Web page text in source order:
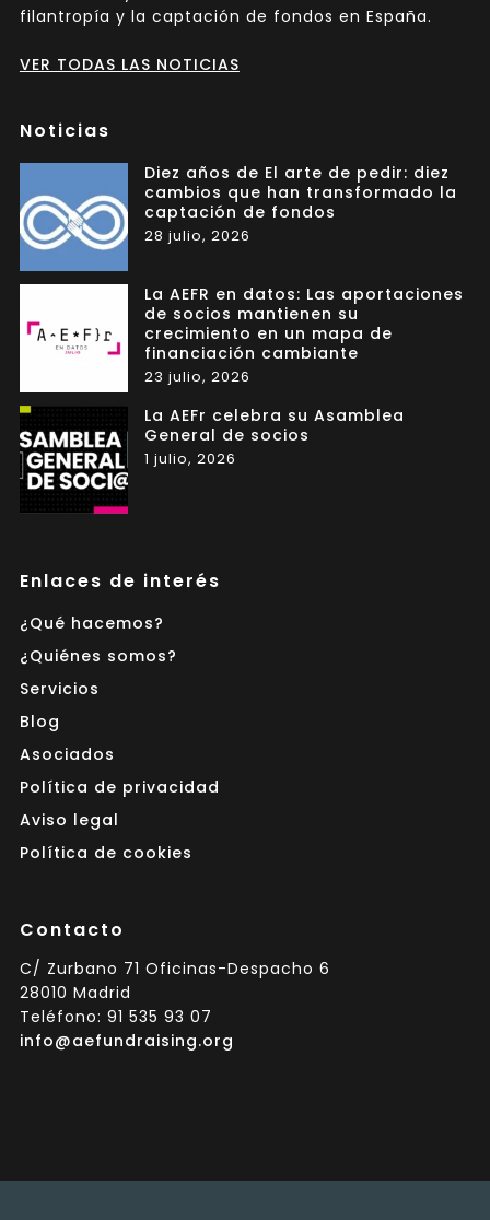
filantropía y la captación de fondos en España.
VER TODAS LAS NOTICIAS
Noticias
Diez años de El arte de pedir: diez
cambios que han transformado la
captación de fondos
28 julio, 2026
La AEFR en datos: Las aportaciones
de socios mantienen su
crecimiento en un mapa de
financiación cambiante
23 julio, 2026
La AEFr celebra su Asamblea
General de socios
1 julio, 2026
Enlaces de interés
¿Qué hacemos?
¿Quiénes somos?
Servicios
Blog
Asociados
Política de privacidad
Aviso legal
Política de cookies
Contacto
C/ Zurbano 71 Oficinas-Despacho 6
28010 Madrid
Teléfono: 91 535 93 07
info@aefundraising.org